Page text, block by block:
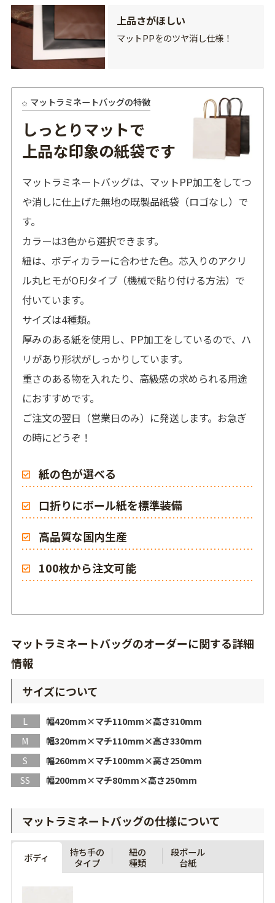
上品さがほしい
マットPPをのツヤ消し仕様！
マットラミネートバッグの特徴
しっとりマットで
上品な印象の紙袋です
マットラミネートバッグは、マットPP加工をしてつ
や消しに仕上げた無地の既製品紙袋（ロゴなし）で
す。
カラーは3色から選択できます。
紐は、ボディカラーに合わせた色。芯入りのアクリ
ル丸ヒモがOFJタイプ（機械で貼り付ける方法）で
付いています。
サイズは4種類。
厚みのある紙を使用し、PP加工をしているので、ハ
リがあり形状がしっかりしています。
重さのある物を入れたり、高級感の求められる用途
におすすめです。
ご注文の翌日（営業日のみ）に発送します。お急ぎ
の時にどうぞ！
紙の色が選べる
口折りにボール紙を標準装備
高品質な国内生産
100枚から注文可能
マットラミネートバッグのオーダーに関する詳細
情報
サイズについて
L 幅420mm×マチ110mm×高さ310mm
M
幅320mm×マチ110mm×高さ330mm
S
幅260mm×マチ100mm×高さ250mm
SS
幅200mm×マチ80mm×高さ250mm
マットラミネートバッグの仕様について
ボディ
持ち手の
タイプ
紐の
種類
段ボール
台紙